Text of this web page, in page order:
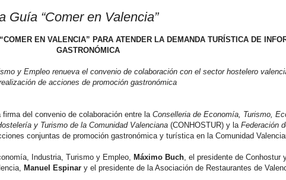
Guía “Comer en Valencia”
EN VALENCIA” PARA ATENDER LA DEMANDA TURÍSTICA DE
GASTRONÓMICA
y Empleo renueva el convenio de colaboración con el sector hostelero
de acciones de promoción gastronómica
firma del convenio de colaboración entre la Conselleria de Economía, Turismo,
y Turismo de la Comunidad Valenciana (CONHOSTUR) y la Federación
conjuntas de promoción gastronómica y turística en la Comunidad
Industria, Turismo y Empleo, Máximo Buch , el presidente de Conhostur
Manuel Espinar y el presidente de la Asociación de Restaurantes de